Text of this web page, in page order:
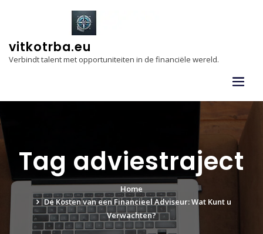
vitkotrba.eu
Verbindt talent met opportuniteiten in de financiële wereld.
Tag adviestraject
Home
De Kosten van een Financieel Adviseur: Wat Kunt u
Verwachten?